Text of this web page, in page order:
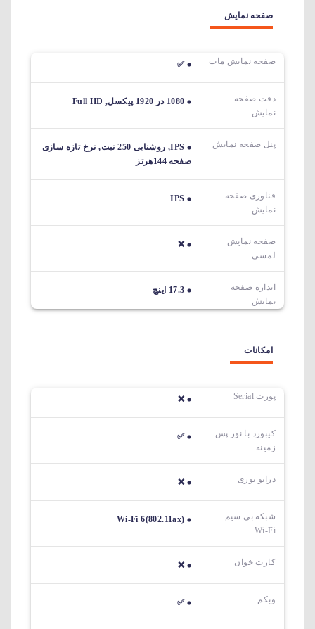
صفحه نمایش
صفحه نمایش مات ✅
دقت صفحه
نمایش
1080 در 1920 پیکسل, Full HD
پنل صفحه نمایش
IPS, روشنایی 250 نیت, نرخ تازه سازی
صفحه 144هرتز
فناوری صفحه
نمایش
IPS
صفحه نمایش
لمسی
❌
اندازه صفحه
نمایش
17.3 اینچ
امکانات
پورت Serial ❌
کیبورد با نور پس
زمینه
✅
درایو نوری ❌
شبکه بی سیم
Wi-Fi
Wi-Fi 6(802.11ax)
کارت خوان ❌
وبکم ✅